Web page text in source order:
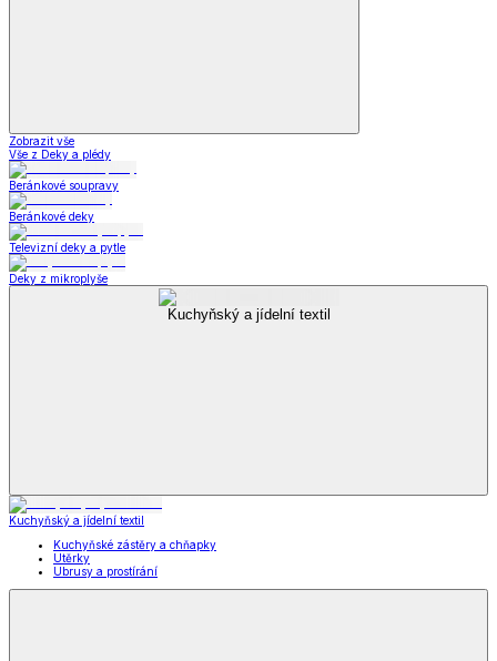
Zobrazit vše
Vše z Deky a plédy
Beránkové soupravy
Beránkové deky
Televizní deky a pytle
Deky z mikroplyše
Kuchyňský a jídelní textil
Kuchyňský a jídelní textil
Kuchyňské zástěry a chňapky
Utěrky
Ubrusy a prostírání